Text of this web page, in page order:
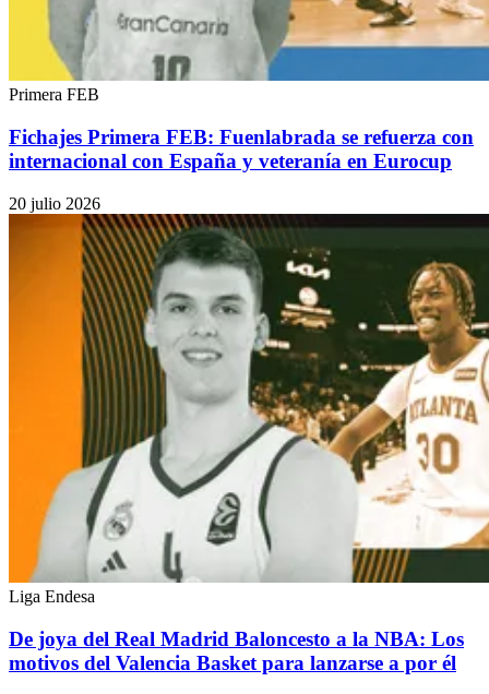
Primera FEB
Fichajes Primera FEB: Fuenlabrada se refuerza con
internacional con España y veteranía en Eurocup
20 julio 2026
Liga Endesa
De joya del Real Madrid Baloncesto a la NBA: Los
motivos del Valencia Basket para lanzarse a por él